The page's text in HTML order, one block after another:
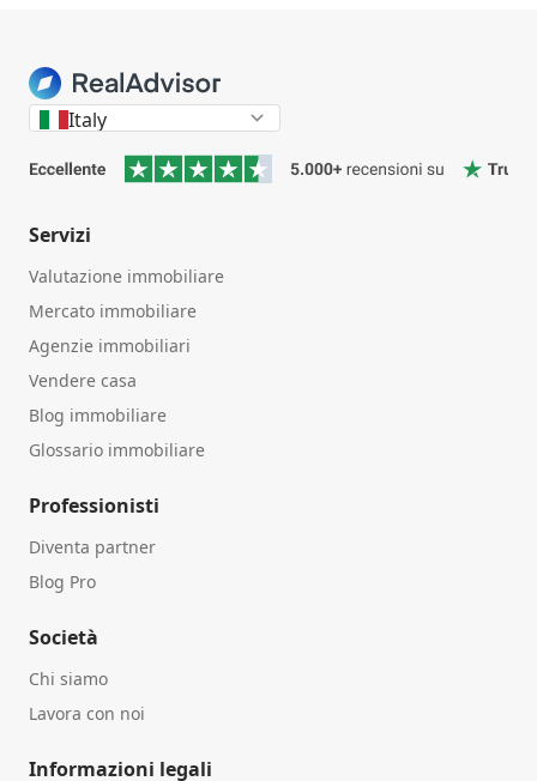
Italy
Servizi
Valutazione immobiliare
Mercato immobiliare
Agenzie immobiliari
Vendere casa
Blog immobiliare
Glossario immobiliare
Professionisti
Diventa partner
Blog Pro
Società
Chi siamo
Lavora con noi
Informazioni legali